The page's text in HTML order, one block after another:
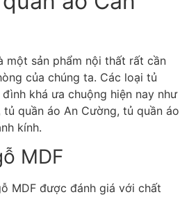
một sản phẩm nội thất rất cần
của chúng ta. Các loại tủ
khá ưa chuộng hiện nay như
tủ quần áo An Cường, tủ quần áo
kính.
MDF
MDF được đánh giá với chất